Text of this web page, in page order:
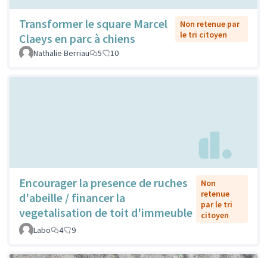
Transformer le square Marcel
Claeys en parc à chiens
Non retenue par
le tri citoyen
Nathalie Berriau
5 10
Encourager la presence de ruches
d'abeille / financer la
vegetalisation de toit d'immeuble
Non
retenue
par le tri
citoyen
Labo
4 9